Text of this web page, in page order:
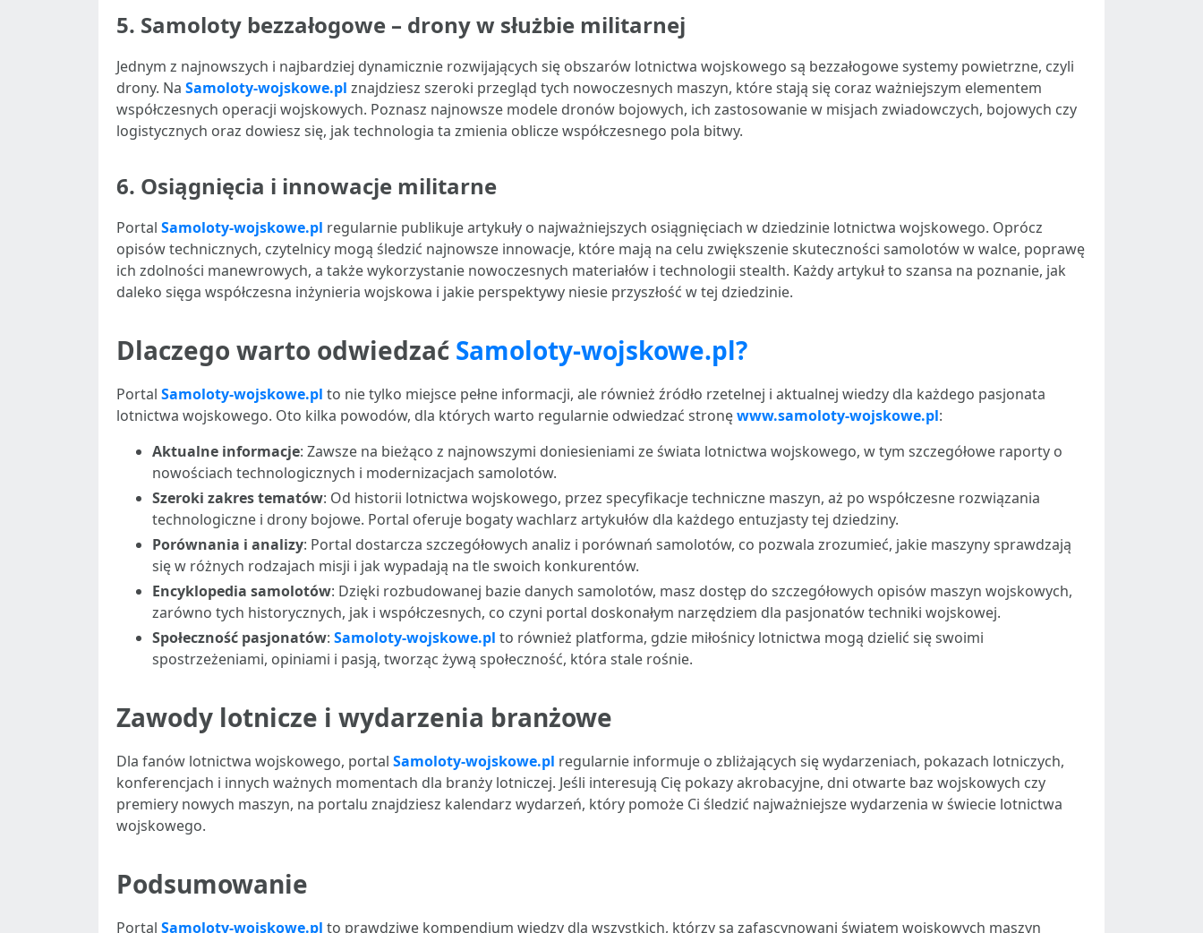
5. Samoloty bezzałogowe – drony w służbie militarnej
Jednym z najnowszych i najbardziej dynamicznie rozwijających się obszarów lotnictwa wojskowego są bezzałogowe systemy powietrzne, czyli
drony. Na Samoloty-wojskowe.pl znajdziesz szeroki przegląd tych nowoczesnych maszyn, które stają się coraz ważniejszym elementem
współczesnych operacji wojskowych. Poznasz najnowsze modele dronów bojowych, ich zastosowanie w misjach zwiadowczych, bojowych czy
logistycznych oraz dowiesz się, jak technologia ta zmienia oblicze współczesnego pola bitwy.
6. Osiągnięcia i innowacje militarne
Portal Samoloty-wojskowe.pl regularnie publikuje artykuły o najważniejszych osiągnięciach w dziedzinie lotnictwa wojskowego. Oprócz
opisów technicznych, czytelnicy mogą śledzić najnowsze innowacje, które mają na celu zwiększenie skuteczności samolotów w walce, poprawę
ich zdolności manewrowych, a także wykorzystanie nowoczesnych materiałów i technologii stealth. Każdy artykuł to szansa na poznanie, jak
daleko sięga współczesna inżynieria wojskowa i jakie perspektywy niesie przyszłość w tej dziedzinie.
Dlaczego warto odwiedzać Samoloty-wojskowe.pl?
Portal Samoloty-wojskowe.pl to nie tylko miejsce pełne informacji, ale również źródło rzetelnej i aktualnej wiedzy dla każdego pasjonata
lotnictwa wojskowego. Oto kilka powodów, dla których warto regularnie odwiedzać stronęwww.samoloty-wojskowe.pl:
Aktualne informacje: Zawsze na bieżąco z najnowszymi doniesieniami ze świata lotnictwa wojskowego, w tym szczegółowe raporty o
nowościach technologicznych i modernizacjach samolotów.
Szeroki zakres tematów: Od historii lotnictwa wojskowego, przez specyfikacje techniczne maszyn, aż po współczesne rozwiązania
technologiczne i drony bojowe. Portal oferuje bogaty wachlarz artykułów dla każdego entuzjasty tej dziedziny.
Porównania i analizy: Portal dostarcza szczegółowych analiz i porównań samolotów, co pozwala zrozumieć, jakie maszyny sprawdzają
się w różnych rodzajach misji i jak wypadają na tle swoich konkurentów.
Encyklopedia samolotów: Dzięki rozbudowanej bazie danych samolotów, masz dostęp do szczegółowych opisów maszyn wojskowych,
zarówno tych historycznych, jak i współczesnych, co czyni portal doskonałym narzędziem dla pasjonatów techniki wojskowej.
Społeczność pasjonatów: Samoloty-wojskowe.pl to również platforma, gdzie miłośnicy lotnictwa mogą dzielić się swoimi
spostrzeżeniami, opiniami i pasją, tworząc żywą społeczność, która stale rośnie.
Zawody lotnicze i wydarzenia branżowe
Dla fanów lotnictwa wojskowego, portal Samoloty-wojskowe.pl regularnie informuje o zbliżających się wydarzeniach, pokazach lotniczych,
konferencjach i innych ważnych momentach dla branży lotniczej. Jeśli interesują Cię pokazy akrobacyjne, dni otwarte baz wojskowych czy
premiery nowych maszyn, na portalu znajdziesz kalendarz wydarzeń, który pomoże Ci śledzić najważniejsze wydarzenia w świecie lotnictwa
wojskowego.
Podsumowanie
Portal Samoloty-wojskowe.pl to prawdziwe kompendium wiedzy dla wszystkich, którzy są zafascynowani światem wojskowych maszyn